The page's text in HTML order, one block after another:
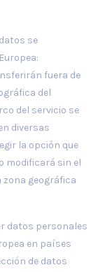
se
fuera de
del
del servicio se
diversas
la opción que
modificará sin el
geográfica
datos personales
en países
de datos